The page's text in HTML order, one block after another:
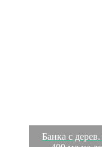
Банка с